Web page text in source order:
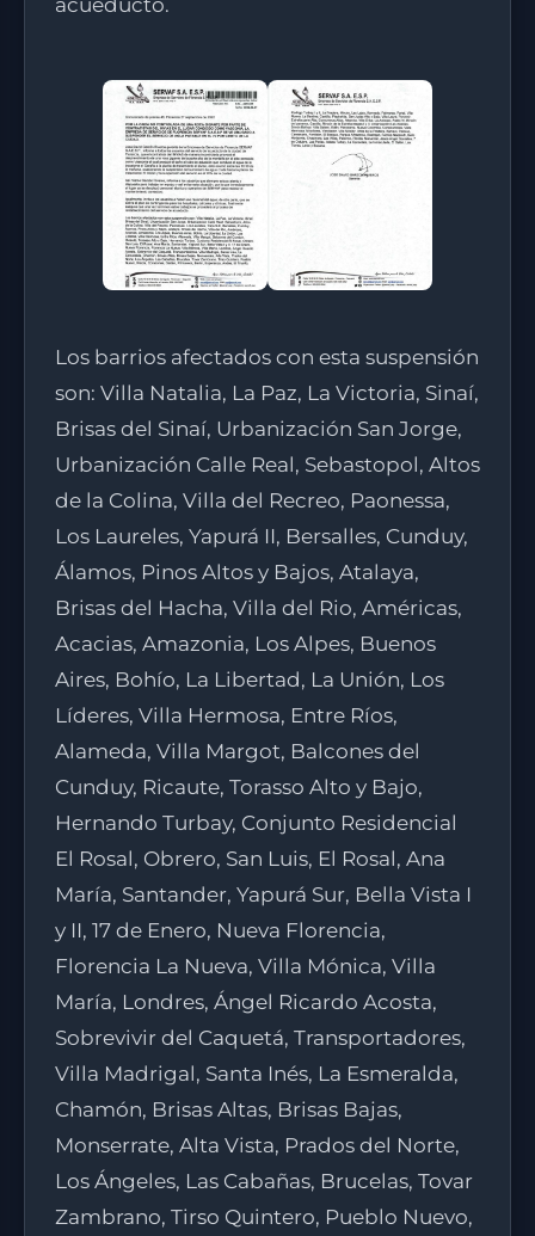
Los barrios afectados con esta suspensión
son: Villa Natalia, La Paz, La Victoria, Sinaí,
Brisas del Sinaí, Urbanización San Jorge,
Urbanización Calle Real, Sebastopol, Altos
de la Colina, Villa del Recreo, Paonessa,
Los Laureles, Yapurá II, Bersalles, Cunduy,
Álamos, Pinos Altos y Bajos, Atalaya,
Brisas del Hacha, Villa del Rio, Américas,
Acacias, Amazonia, Los Alpes, Buenos
Aires, Bohío, La Libertad, La Unión, Los
Líderes, Villa Hermosa, Entre Ríos,
Alameda, Villa Margot, Balcones del
Cunduy, Ricaute, Torasso Alto y Bajo,
Hernando Turbay, Conjunto Residencial
El Rosal, Obrero, San Luis, El Rosal, Ana
María, Santander, Yapurá Sur, Bella Vista I
y II, 17 de Enero, Nueva Florencia,
Florencia La Nueva, Villa Mónica, Villa
María, Londres, Ángel Ricardo Acosta,
Sobrevivir del Caquetá, Transportadores,
Villa Madrigal, Santa Inés, La Esmeralda,
Chamón, Brisas Altas, Brisas Bajas,
Monserrate, Alta Vista, Prados del Norte,
Los Ángeles, Las Cabañas, Brucelas, Tovar
Zambrano, Tirso Quintero, Pueblo Nuevo,